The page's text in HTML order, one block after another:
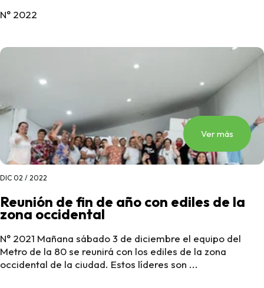
N° 2022
Ver más
DIC 02 / 2022
Reunión de fin de año con ediles de la
zona occidental
N° 2021 Mañana sábado 3 de diciembre el equipo del
Metro de la 80 se reunirá con los ediles de la zona
occidental de la ciudad. Estos líderes son ...